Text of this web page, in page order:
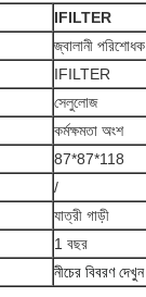
IFILTER
জ্বালানী পরিশোধক
IFILTER
সেলুলোজ
কর্মক্ষমতা অংশ
87*87*118
/
যাত্রী গাড়ী
1 বছর
নীচের বিবরণ দেখুন